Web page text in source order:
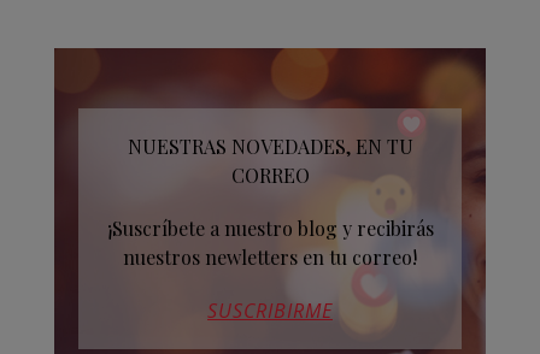
NUESTRAS NOVEDADES, EN TU
CORREO
¡Suscríbete a nuestro blog y recibirás
nuestros newletters en tu correo!
SUSCRIBIRME